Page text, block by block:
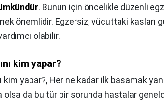
. Bunun için öncelikle düzenli
önemlidir. Egzersiz, vücuttaki kasları
olabilir.
kim yapar?
kim yapar?, Her ne kadar ilk basamak
olsa da bu tür bir sorunda hastalar